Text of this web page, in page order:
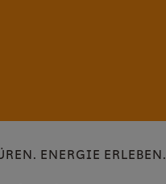
ENERGIE ERLEBEN.